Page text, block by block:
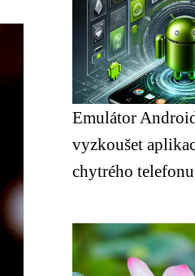
Emulátor
vyzkoušet
chytrého telefonu